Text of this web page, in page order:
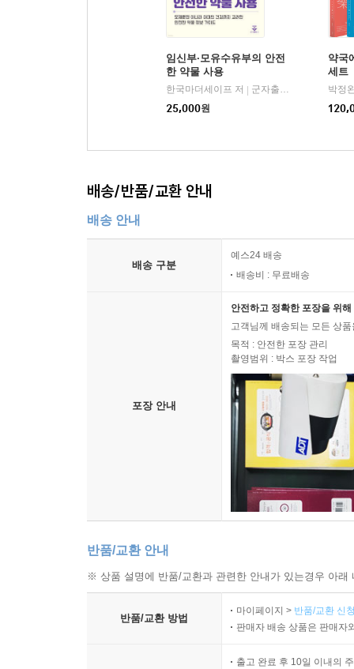
임신부·모유수유부의 안전
한 약물 사용
한국마더세이프 저
군자출판사
25,000원
약국
세트
박정
배송/반품/교환 안내
배송 안내
배송 구분
예스24 배송
배송비 : 무료배송
포장 안내
안전하고 정확한 포장을 위
고객님께 배송되는 모든 상
목적 : 안전한 포장 관리
촬영범위 : 박스 포장 작업
반품/교환 안내
※ 상품 설명에 반품/교환과 관련한 안내가 있는경우 아
반품/교환 방법
마이페이지 > 반품/교환 신
판매자 배송 상품은 판매자
출고 완료 후 10일 이내의